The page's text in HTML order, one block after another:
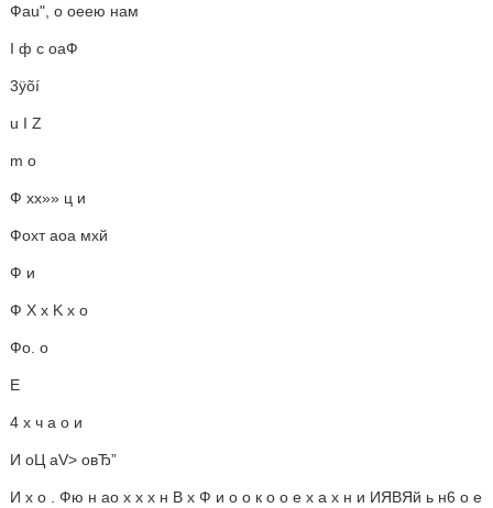
Фau", о оeeю нам
I ф с оаФ
3ÿõí
u I Z
m o
Ф хх»» ц и
Фохт аоа мхй
Ф и
Ф Х х K х о
Фо. о
Е
4 х ч а о и
И оЦ aV> овЂ”
И х о . Фю н ао х х х н В х Ф и о о к о о е х а х н и ИЯВЯй ь н6 о е